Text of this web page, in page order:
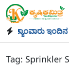
ಇಂದಿನ
Tag: Sprinkler